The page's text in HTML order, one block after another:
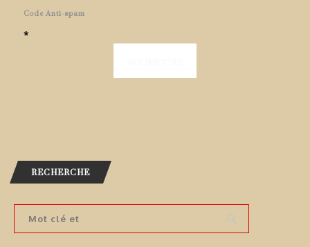
Code Anti-spam
*
RECHERCHE